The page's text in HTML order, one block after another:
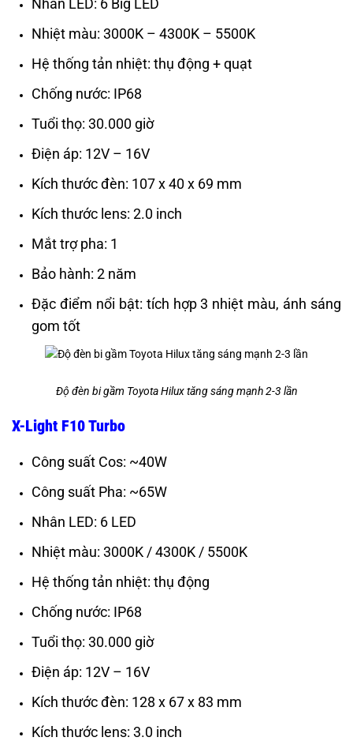
Nhân LED: 6 Big LED
Nhiệt màu: 3000K – 4300K – 5500K
Hệ thống tản nhiệt: thụ động + quạt
Chống nước: IP68
Tuổi thọ: 30.000 giờ
Điện áp: 12V – 16V
Kích thước đèn: 107 x 40 x 69 mm
Kích thước lens: 2.0 inch
Mắt trợ pha: 1
Bảo hành: 2 năm
Đặc điểm nổi bật: tích hợp 3 nhiệt màu, ánh sáng
gom tốt
Độ đèn bi gầm Toyota Hilux tăng sáng mạnh 2-3 lần
X-Light F10 Turbo
Công suất Cos: ~40W
Công suất Pha: ~65W
Nhân LED: 6 LED
Nhiệt màu: 3000K / 4300K / 5500K
Hệ thống tản nhiệt: thụ động
Chống nước: IP68
Tuổi thọ: 30.000 giờ
Điện áp: 12V – 16V
Kích thước đèn: 128 x 67 x 83 mm
Kích thước lens: 3.0 inch